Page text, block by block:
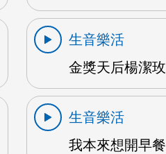
生音樂活
金獎天后楊潔
生音樂活
我本來想開早